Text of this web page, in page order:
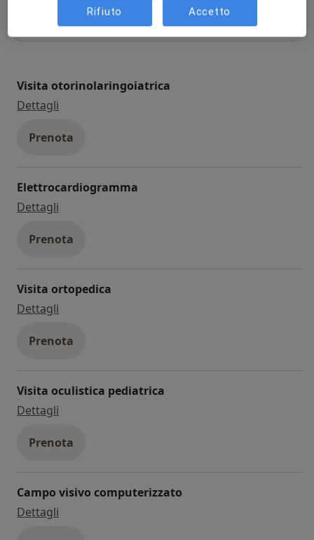
Visita otorinolaringoiatrica
Dettagli
Prenota
Elettrocardiogramma
Dettagli
Prenota
Visita ortopedica
Dettagli
Prenota
Visita oculistica pediatrica
Dettagli
Prenota
Campo visivo computerizzato
Dettagli
Rifiuto Accetto